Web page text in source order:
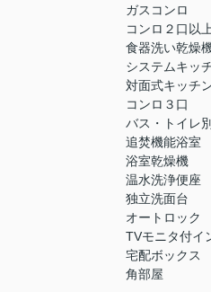
ガスコンロ
コンロ２口以
食器洗い乾燥
システムキッ
対面式キッチ
コンロ３口
バス・トイレ別
追焚機能浴室
浴室乾燥機
温水洗浄便座
独立洗面台
オートロック
TVモニタ付イ
宅配ボックス
角部屋